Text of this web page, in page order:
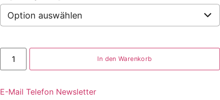
Rued
Langgaard
Menge
In den Warenkorb
E-Mail Telefon Newsletter